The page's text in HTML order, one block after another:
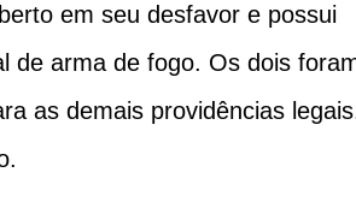
em seu desfavor e possui
de arma de fogo. Os dois
as demais providências